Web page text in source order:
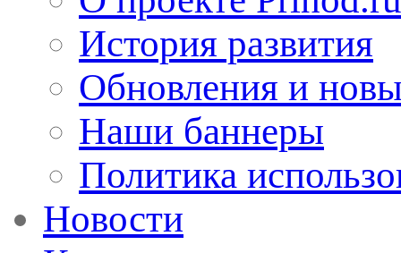
История развития
Обновления и
Наши баннеры
Политика
Новости